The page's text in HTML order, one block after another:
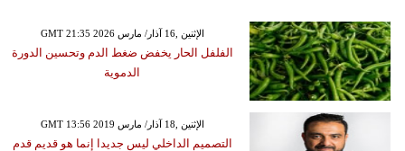
GMT 21:35 2026 الإثنين ,16 آذار/ مارس
الفلفل الحار يخفض ضغط الدم وتحسين الدورة
الدموية
GMT 13:56 2019 الإثنين ,18 آذار/ مارس
التصميم الداخلي ليس جديدا إنما هو قديم قدم